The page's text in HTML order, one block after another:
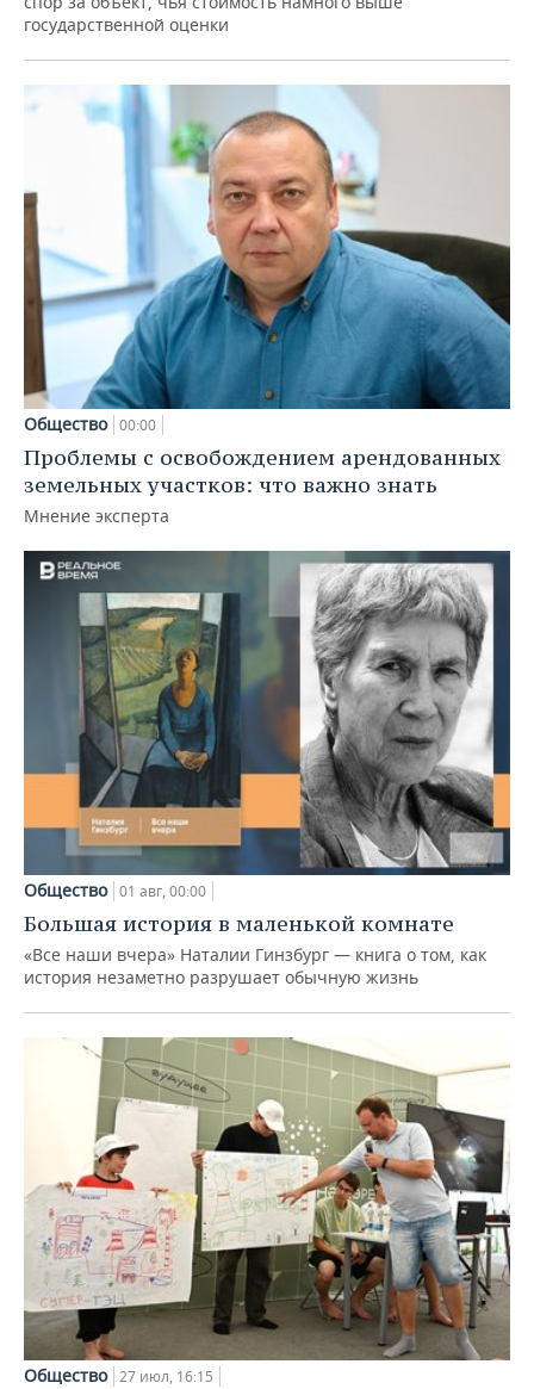
государственной оценки
Общество 00:00
Проблемы с освобождением арендованных
земельных участков: что важно знать
Мнение эксперта
Общество 01 авг, 00:00
Большая история в маленькой комнате
«Все наши вчера» Наталии Гинзбург — книга о том, как
история незаметно разрушает обычную жизнь
Общество 27 июл, 16:15